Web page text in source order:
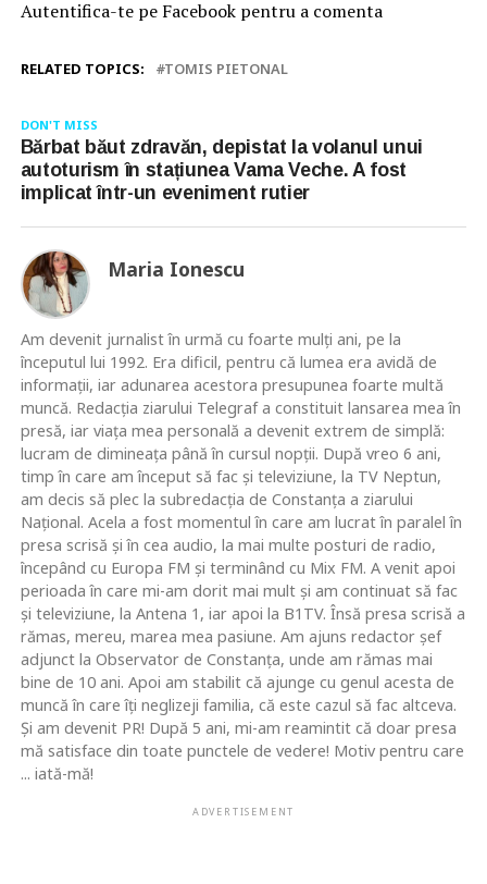
Autentifica-te pe Facebook pentru a comenta
RELATED TOPICS: TOMIS PIETONAL
DON'T MISS
Bărbat băut zdravăn, depistat la volanul unui
autoturism în stațiunea Vama Veche. A fost
implicat într-un eveniment rutier
Maria Ionescu
Am devenit jurnalist în urmă cu foarte mulţi ani, pe la
începutul lui 1992. Era dificil, pentru că lumea era avidă de
informaţii, iar adunarea acestora presupunea foarte multă
muncă. Redacţia ziarului Telegraf a constituit lansarea mea în
presă, iar viaţa mea personală a devenit extrem de simplă:
lucram de dimineaţa până în cursul nopţii. După vreo 6 ani,
timp în care am început să fac şi televiziune, la TV Neptun,
am decis să plec la subredacţia de Constanţa a ziarului
Naţional. Acela a fost momentul în care am lucrat în paralel în
presa scrisă şi în cea audio, la mai multe posturi de radio,
începând cu Europa FM şi terminând cu Mix FM. A venit apoi
perioada în care mi-am dorit mai mult şi am continuat să fac
şi televiziune, la Antena 1, iar apoi la B1TV. Însă presa scrisă a
rămas, mereu, marea mea pasiune. Am ajuns redactor şef
adjunct la Observator de Constanţa, unde am rămas mai
bine de 10 ani. Apoi am stabilit că ajunge cu genul acesta de
muncă în care îţi neglizeji familia, că este cazul să fac altceva.
Şi am devenit PR! După 5 ani, mi-am reamintit că doar presa
mă satisface din toate punctele de vedere! Motiv pentru care
... iată-mă!
ADVERTISEMENT